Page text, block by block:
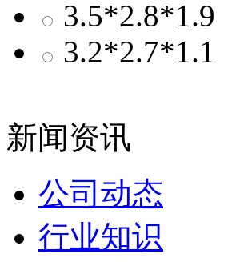
3.5*2.8*1.9
3.2*2.7*1.1
新闻资讯
公司动态
行业知识